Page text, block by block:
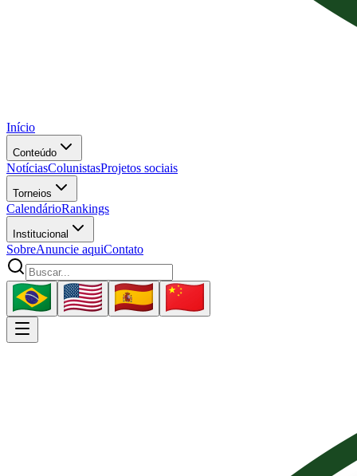
Início
Conteúdo
NotíciasColunistasProjetos sociais
Torneios
CalendárioRankings
Institucional
SobreAnuncie aquiContato